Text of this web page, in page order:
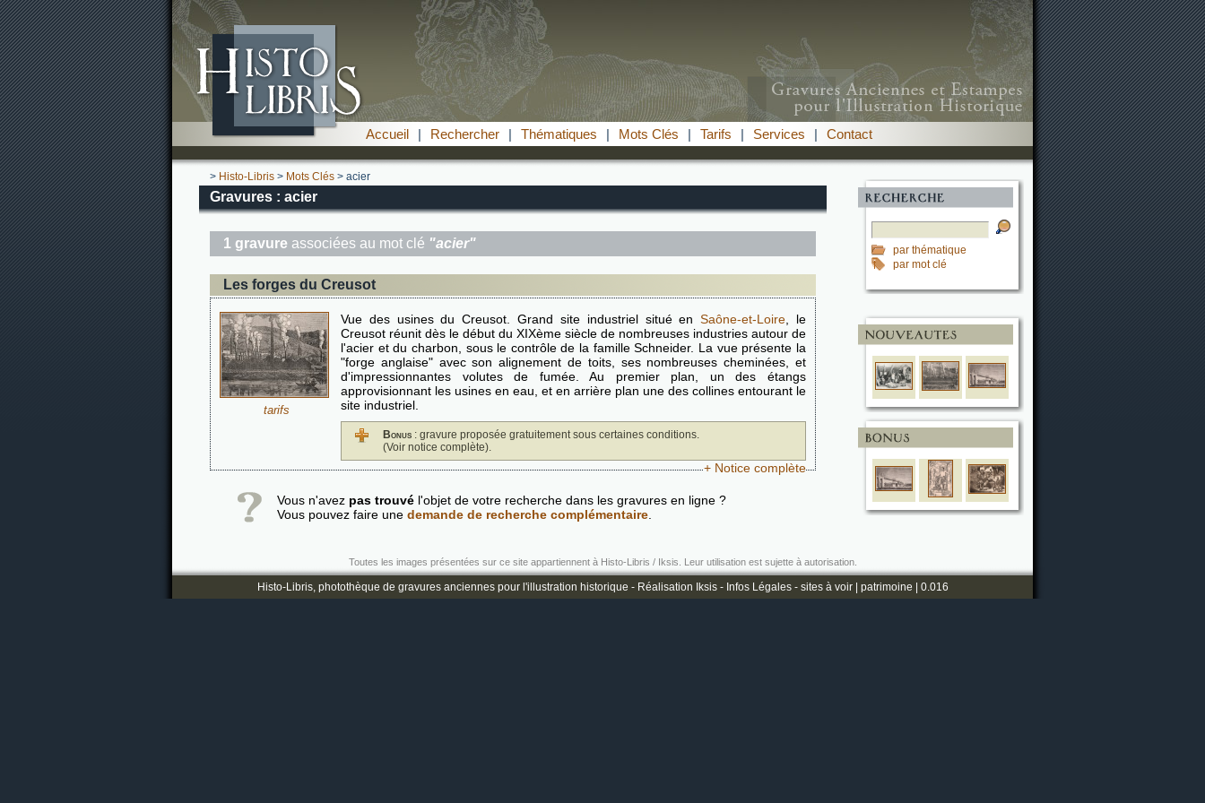
Accueil | Rechercher | Thématiques | Mots Clés | Tarifs | Services | Contact
par thématique
par mot clé
> Histo-Libris > Mots Clés > acier
Gravures : acier
1 gravure associées au mot clé "acier"
Les forges du Creusot
tarifs
Vue des usines du Creusot. Grand site industriel situé enSaône-et-Loire , le
Creusot réunit dès le début du XIXème siècle de nombreuses industries autour de
l'acier et du charbon, sous le contrôle de la famille Schneider. La vue présente la
"forge anglaise" avec son alignement de toits, ses nombreuses cheminées, et
d'impressionnantes volutes de fumée. Au premier plan, un des étangs
approvisionnant les usines en eau, et en arrière plan une des collines entourant le
site industriel.
Bonus : gravure proposée gratuitement sous certaines conditions.
(Voir notice complète).
+ Notice complète
Vous n'avez pas trouvé l'objet de votre recherche dans les gravures en ligne ?
Vous pouvez faire une demande de recherche complémentaire
Toutes les images présentées sur ce site appartiennent à Histo-Libris / Iksis. Leur utilisation est sujette à autorisation.
Histo-Libris, photothèque de gravures anciennes pour l'illustration historique - Réalisation Iksis- Infos Légales- sites à voir| patrimoine | 0.016